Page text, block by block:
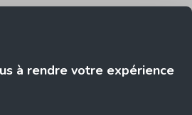
à rendre votre expérience